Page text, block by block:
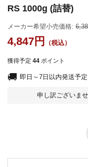
RS 1000g (詰替)
メーカー希望小売価格:
4,847
獲得予定 44 ポイント
即日～7日以内発送予
申し訳ございま